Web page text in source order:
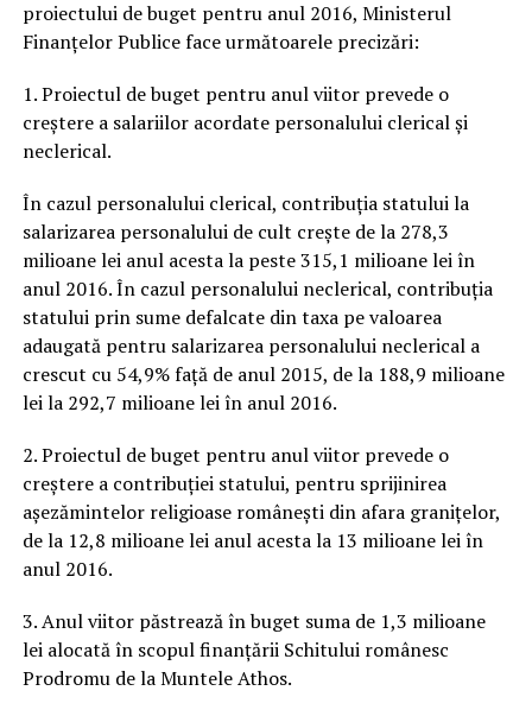
proiectului de buget pentru anul 2016, Ministerul
Finanțelor Publice face următoarele precizări:
1. Proiectul de buget pentru anul viitor prevede o
creștere a salariilor acordate personalului clerical și
neclerical.
În cazul personalului clerical, contribuția statului la
salarizarea personalului de cult crește de la 278,3
milioane lei anul acesta la peste 315,1 milioane lei în
anul 2016. În cazul personalului neclerical, contribuția
statului prin sume defalcate din taxa pe valoarea
adaugată pentru salarizarea personalului neclerical a
crescut cu 54,9% față de anul 2015, de la 188,9 milioane
lei la 292,7 milioane lei în anul 2016.
2. Proiectul de buget pentru anul viitor prevede o
creștere a contribuției statului, pentru sprijinirea
așezămintelor religioase românești din afara granițelor,
de la 12,8 milioane lei anul acesta la 13 milioane lei în
anul 2016.
3. Anul viitor păstrează în buget suma de 1,3 milioane
lei alocată în scopul finanțării Schitului românesc
Prodromu de la Muntele Athos.